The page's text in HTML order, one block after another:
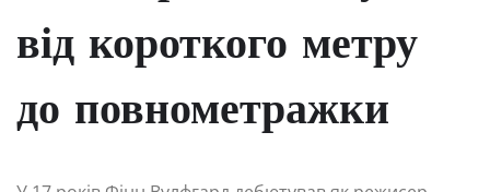
від короткого метру
до повнометражки